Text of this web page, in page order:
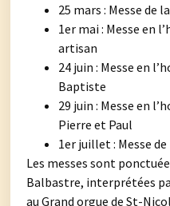
25 mars : Messe de
1er mai : Messe en
artisan
24 juin : Messe en
Baptiste
29 juin : Messe en
Pierre et Paul
1er juillet : Messe
Les messes sont
Balbastre, interprétées
au Grand orgue de St-